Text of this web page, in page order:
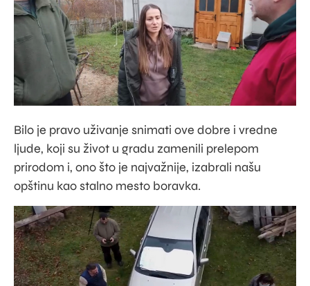
Bilo je pravo uživanje snimati ove dobre i vredne
ljude, koji su život u gradu zamenili prelepom
prirodom i, ono što je najvažnije, izabrali našu
opštinu kao stalno mesto boravka.